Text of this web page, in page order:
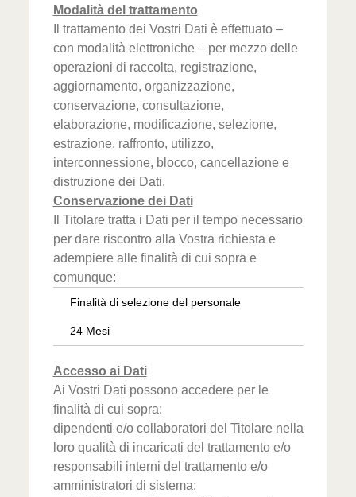
Modalità del trattamento
Il trattamento dei Vostri Dati è effettuato –
con modalità elettroniche – per mezzo delle
operazioni di raccolta, registrazione,
aggiornamento, organizzazione,
conservazione, consultazione,
elaborazione, modificazione, selezione,
estrazione, raffronto, utilizzo,
interconnessione, blocco, cancellazione e
distruzione dei Dati.
Conservazione dei Dati
Il Titolare tratta i Dati per il tempo necessario
per dare riscontro alla Vostra richiesta e
adempiere alle finalità di cui sopra e
comunque:
Finalità di selezione del personale
24 Mesi
Accesso ai Dati
Ai Vostri Dati possono accedere per le
finalità di cui sopra:
dipendenti e/o collaboratori del Titolare nella
loro qualità di incaricati del trattamento e/o
responsabili interni del trattamento e/o
amministratori di sistema;